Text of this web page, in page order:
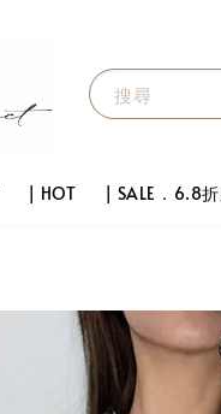
搜尋
| HOT | SALE．6.8